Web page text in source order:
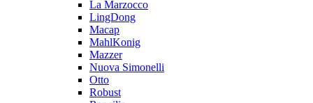
La Marzocco
LingDong
Macap
MahlKonig
Mazzer
Nuova Simonelli
Otto
Robust